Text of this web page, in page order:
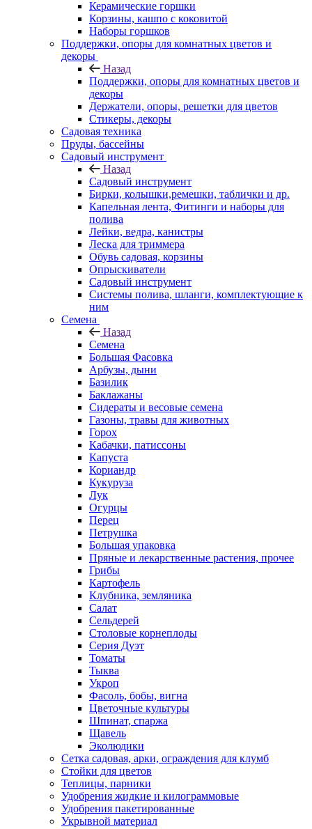
Керамические горшки
Корзины, кашпо с коковитой
Наборы горшков
Поддержки, опоры для комнатных цветов и
декоры
Назад
Поддержки, опоры для комнатных цветов и
декоры
Держатели, опоры, решетки для цветов
Стикеры, декоры
Садовая техника
Пруды, бассейны
Садовый инструмент
Назад
Садовый инструмент
Бирки, колышки,ремешки, таблички и др.
Капельная лента, Фитинги и наборы для
полива
Лейки, ведра, канистры
Леска для триммера
Обувь садовая, корзины
Опрыскиватели
Садовый инструмент
Системы полива, шланги, комплектующие к
ним
Семена
Назад
Семена
Большая Фасовка
Арбузы, дыни
Базилик
Баклажаны
Сидераты и весовые семена
Газоны, травы для животных
Горох
Кабачки, патиссоны
Капуста
Кориандр
Кукуруза
Лук
Огурцы
Перец
Петрушка
Большая упаковка
Пряные и лекарственные растения, прочее
Грибы
Картофель
Клубника, земляника
Салат
Сельдерей
Столовые корнеплоды
Серия Дуэт
Томаты
Тыква
Укроп
Фасоль, бобы, вигна
Цветочные культуры
Шпинат, спаржа
Щавель
Эколюдики
Сетка садовая, арки, ограждения для клумб
Стойки для цветов
Теплицы, парники
Удобрения жидкие и килограммовые
Удобрения пакетированные
Укрывной материал